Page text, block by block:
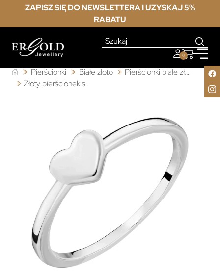
ZAPISZ SIĘ DO NEWSLETTERA I UZYSKAJ 5%
RABATU
0
Pierścionki Białe złoto
Pierścionki białe złoto bez kamieni
Złoty pierścionek serce białe złoto 585